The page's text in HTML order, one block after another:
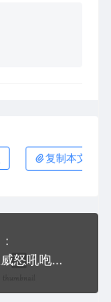
复制本文链接
虎头权威怒吼咆哮勇猛AI8.0格式激光打标文件通用矢量图